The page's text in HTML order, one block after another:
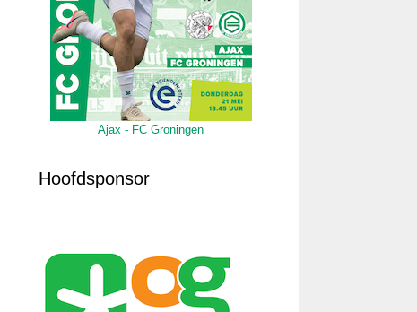
Ajax - FC Groningen
Hoofdsponsor